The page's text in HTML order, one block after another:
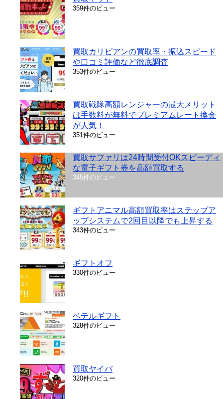
359件のビュー
買取カリビアンの買取率・振込スピード
や口コミ評価など徹底調査
353件のビュー
買取戦隊高額レンジャーの最大メリット
は手数料が無料でプレミアムレート換金
が人気！
351件のビュー
買取サファリは24時間受付OKスピーディ
な電子ギフト券を高額買取する
345件のビュー
ギフトアニマル高額買取率はステップア
ップシステムで2回目以降でも上昇する
343件のビュー
ギフトオフ
330件のビュー
ベテルギフト
328件のビュー
買取ヤイバ
320件のビュー